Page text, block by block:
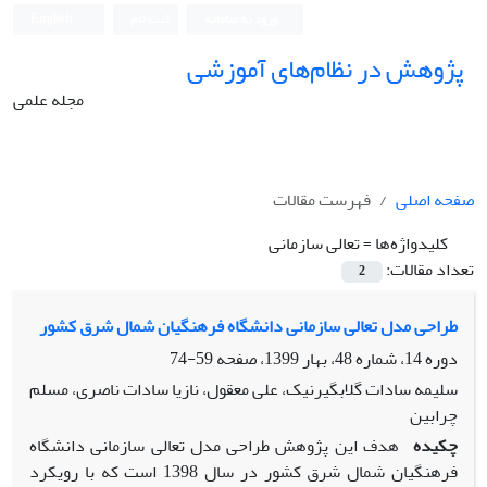
پژوهش در نظام‌های آموزشی
مجله علمی
صفحه اصلی
فهرست مقالات
کلیدواژه‌ها =تعالی سازمانی
تعداد مقالات:
2
طراحی مدل تعالی سازمانی دانشگاه فرهنگیان شمال شرق کشور
دوره 14، شماره 48، بهار 1399، صفحه
59-74
سلیمه سادات گلابگیرنیک، علی معقول، نازیا سادات ناصری، مسلم
چرابین
چکیده هدف این پژوهش طراحی مدل تعالی سازمانی دانشگاه
فرهنگیان شمال شرق کشور در سال 1398 است که با رویکرد